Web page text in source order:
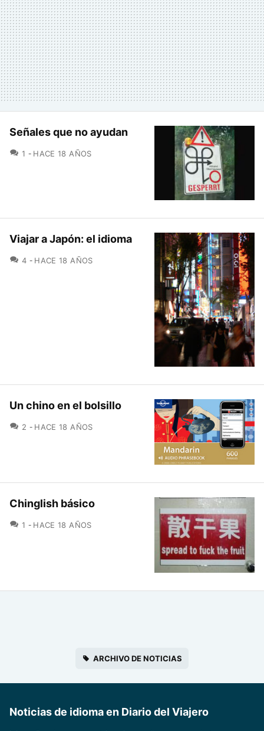
Señales que no ayudan
1 COMENTARIOS
HACE 18 AÑOS
Viajar a Japón: el idioma
4 COMENTARIOS
HACE 18 AÑOS
Un chino en el bolsillo
2 COMENTARIOS
HACE 18 AÑOS
Chinglish básico
1 COMENTARIOS
HACE 18 AÑOS
ARCHIVO DE NOTICIAS
Noticias de idioma en Diario del Viajero